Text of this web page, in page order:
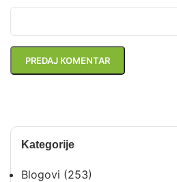
Kategorije
Blogovi (253)